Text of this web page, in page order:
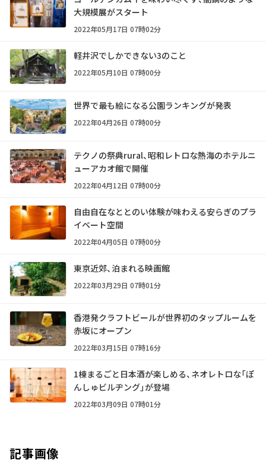
大規模展がスタート
2022年05月17日 07時02分
軽井沢でしかできない3のこと
2022年05月10日 07時00分
世界で最も絵になる公園ランキングが発表
2022年04月26日 07時00分
テクノの祭典rural、昭和レトロな熱海のホテルニ
ューアカオ館で開催
2022年04月12日 07時00分
自由自在なととのい体験が味わえる安らぎのプラ
イベート空間
2022年04月05日 07時00分
東京近郊、泊まれる映画館
2022年03月29日 07時01分
香港発クラフトビールが世界初のタップルームを
赤坂にオープン
2022年03月15日 07時16分
1棟まるごと日本酒が楽しめる、ネオレトロな「ぽ
んしゅビルヂング」が登場
2022年03月09日 07時01分
記事画像